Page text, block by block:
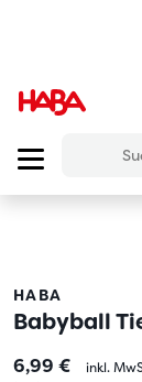
HABA
Babyball
6,99 € inkl.